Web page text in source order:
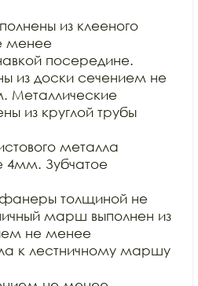
из клееного
менее
посередине.
из доски сечением не
Металлические
из круглой трубы
металла
4мм. Зубчатое
толщиной не
марш выполнен из
не менее
к лестничному маршу